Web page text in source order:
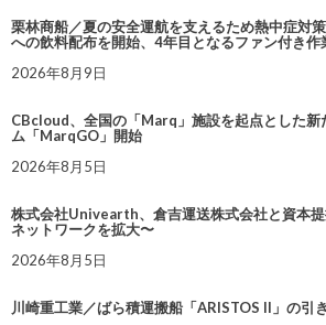
栗林商船／夏の安全運航を支えるため熱中症対
への飲料配布を開始、4年目となるファン付き作
2026年8月9日
CBcloud、全国の「Marq」施設を起点とした新
ム「MarqGO」開始
2026年8月5日
株式会社Univearth、倉吉運送株式会社と資本
ネットワークを拡大〜
2026年8月5日
川崎重工業／ばら積運搬船「ARISTOS II」の引